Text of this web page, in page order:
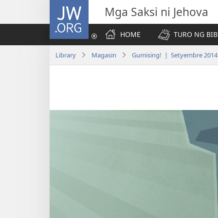
JW.ORG Mga Saksi ni Jehova
HOME
TURO NG
Library Magasin Gumising! | Setyembre 2014